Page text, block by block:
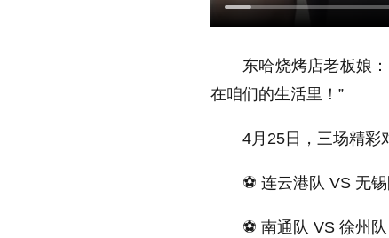
东哈烧烤店老板娘
在咱们的生活里！”
4月25日，三场精
⚽️ 连云港队 VS 无锡
⚽️ 南通队 VS 徐州队